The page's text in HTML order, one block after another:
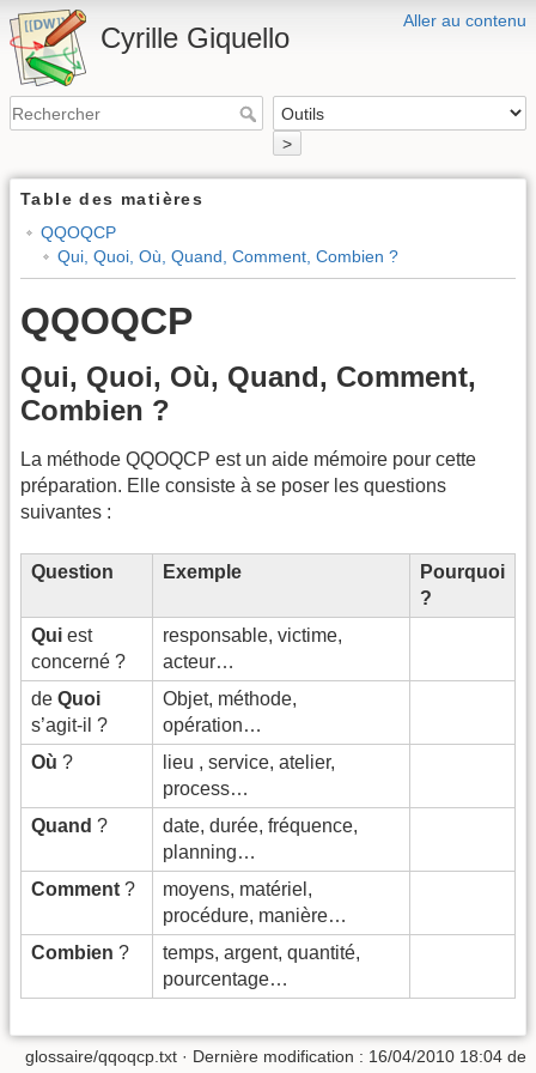
Aller au contenu
Cyrille Giquello
>
Table des matières
QQOQCP
Qui, Quoi, Où, Quand, Comment, Combien ?
QQOQCP
Qui, Quoi, Où, Quand, Comment,
Combien ?
La méthode QQOQCP est un aide mémoire pour cette
préparation. Elle consiste à se poser les questions
suivantes :
Question Exemple
Pourquoi
?
Qui est
concerné ?
responsable, victime,
acteur…
de Quoi
s’agit-il ?
Objet, méthode,
opération…
Où ?
lieu , service, atelier,
process…
Quand ?
date, durée, fréquence,
planning…
Comment ?
moyens, matériel,
procédure, manière…
Combien ?
temps, argent, quantité,
pourcentage…
glossaire/qqoqcp.txt · Dernière modification : 16/04/2010 18:04 de